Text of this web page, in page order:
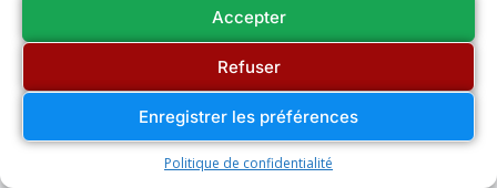
Accepter
Refuser
Enregistrer les préférences
Politique de confidentialité